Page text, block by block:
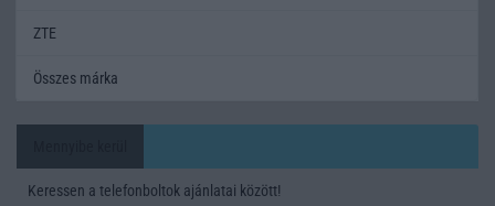
ZTE
Összes márka
Keressen a telefonboltok ajánlatai között!